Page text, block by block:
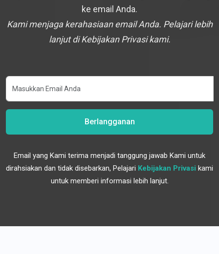
ke email Anda.
Kami menjaga kerahasiaan email Anda. Pelajari lebih
lanjut di Kebijakan Privasi kami.
Berlangganan
Email yang Kami terima menjadi tanggung jawab Kami untuk
dirahsiakan dan tidak disebarkan, Pelajari Kebijakan Privasi kami
untuk memberi informasi lebih lanjut.